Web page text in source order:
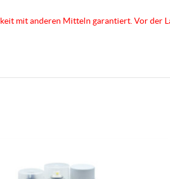
mit anderen Mitteln garantiert. Vor der